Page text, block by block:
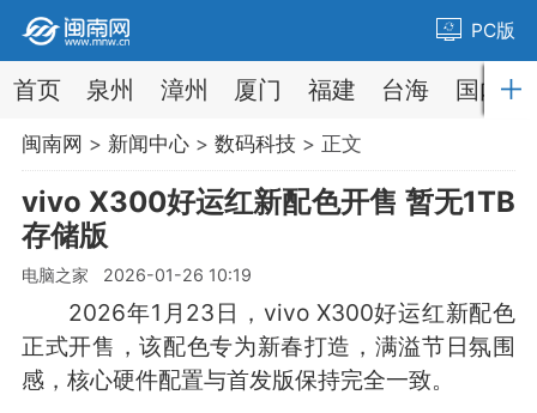
PC版
首页 泉州 漳州 厦门 福建 台海 国内
闽南网 > 新闻中心> 数码科技 > 正文
vivo X300好运红新配色开售 暂无1TB
存储版
电脑之家 2026-01-26 10:19
2026年1月23日，vivo X300好运红新配色
正式开售，该配色专为新春打造，满溢节日氛围
感，核心硬件配置与首发版保持完全一致。